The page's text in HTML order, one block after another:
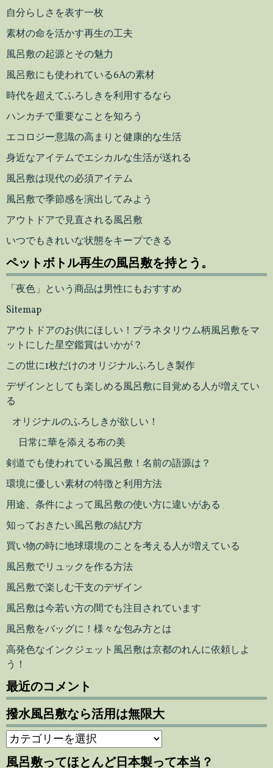
自分らしさを表す一枚
素材の命を活かす再生の工夫
風呂敷の起源とその魅力
風呂敷にも使われている6Aの素材
時代を超えてふろしきを利用するなら
ハンカチで重要なことを知ろう
エコロジー意識の高まりと健康的な生活
身近なアイテムでエシカルな生活が送れる
風呂敷は現代の必須アイテム
風呂敷で季節感を演出してみよう
アウトドアで見直される風呂敷
いつでもきれいな状態をキープできる
ペットボトル再生の風呂敷を持とう。
「夜色」という商品は男性にもおすすめ
Sitemap
アウトドアのお供にほしい！プラネタリウム柄風呂敷をマ
ットにした星空鑑賞はいかが？
この世に1枚だけのオリジナルふろしき製作
デザインとしても楽しめる風呂敷に目覚める人が増えてい
る
オリジナルのふろしきが欲しい！
日常に華を添える布の美
剣道でも使われている風呂敷！名前の語源は？
環境に優しい素材の特徴と利用方法
用途、条件によって風呂敷の使い方に違いがある
知っておきたい風呂敷の結び方
買い物の時に地球環境のことを考える人が増えている
風呂敷でリュックを作る方法
風呂敷で楽しむ干支のデザイン
風呂敷は今若い方の間でも注目されています
風呂敷をバッグに！様々な包み方とは
高発色なインクジェット風呂敷は京都のれんに依頼しよ
う！
最近のコメント
撥水風呂敷なら活用は無限大
撥
水
風
風呂敷ってほとんど日本製って本当？